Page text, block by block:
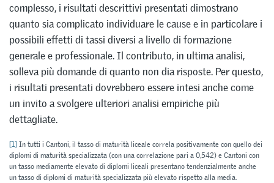
complesso, i risultati descrittivi presentati dimostrano
quanto sia complicato individuare le cause e in particolare i
possibili effetti di tassi diversi a livello di formazione
generale e professionale. Il contributo, in ultima analisi,
solleva più domande di quanto non dia risposte. Per questo,
i risultati presentati dovrebbero essere intesi anche come
un invito a svolgere ulteriori analisi empiriche più
dettagliate.
[1]In tutti i Cantoni, il tasso di maturità liceale correla positivamente con quello dei
diplomi di maturità specializzata (con una correlazione pari a 0,542) e Cantoni con
un tasso mediamente elevato di diplomi liceali presentano tendenzialmente anche
un tasso di diplomi di maturità specializzata più elevato rispetto alla media.